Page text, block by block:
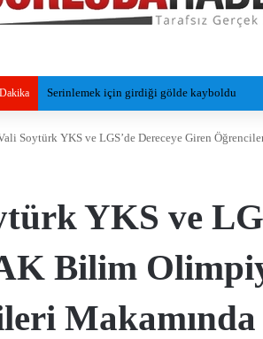
Miras Tartışmasında Ağabeyini Vurdu
Soytürk YKS ve LGS’de Dereceye Giren
YKS ve
Bilim
Makamında